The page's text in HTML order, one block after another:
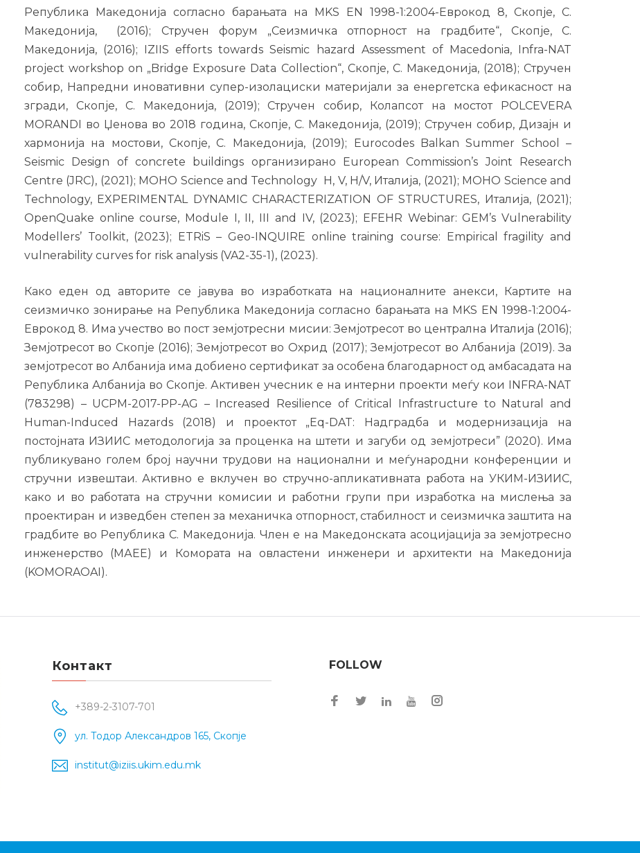
Република Македонија согласно барањата на MKS EN 1998-1:2004-Еврокод 8, Скопје, С.
Македонија, (2016); Стручен форум „Сеизмичка отпорност на градбите“, Скопје, С.
Македонија, (2016); IZIIS efforts towards Seismic hazard Assessment of Macedonia, Infra-NAT
project workshop on „Bridge Exposure Data Collection“, Скопје, С. Македонија, (2018); Стручен
собир, Напредни иновативни супер-изолациски материјали за енергетска ефикасност на
згради, Скопје, С. Македонија, (2019); Стручен собир, Колапсот на мостот POLCEVERA
MORANDI во Џенова во 2018 година, Скопје, С. Македонија, (2019); Стручен собир, Дизајн и
хармонија на мостови, Скопје, С. Македонија, (2019); Eurocodes Balkan Summer School –
Seismic Design of concrete buildings организирано European Commission’s Joint Research
Centre (JRC), (2021); MOHO Science and Technology H, V, H/V, Италија, (2021); MOHO Science and
Technology, EXPERIMENTAL DYNAMIC CHARACTERIZATION OF STRUCTURES, Италија, (2021);
OpenQuake online course, Module I, II, III and IV, (2023); EFEHR Webinar: GEM’s Vulnerability
Modellers’ Toolkit, (2023); ETRiS – Geo-INQUIRE online training course: Empirical fragility and
vulnerability curves for risk analysis (VA2-35-1), (2023).
Како еден од авторите се јавува во изработката на националните анекси, Картите на
сеизмичко зонирање на Република Македонија согласно барањата на MKS EN 1998-1:2004-
Еврокод 8. Има учество во пост земјотресни мисии: Земјотресот во централна Италија (2016);
Земјотресот во Скопје (2016); Земјотресот во Охрид (2017); Земјотресот во Албанија (2019). За
земјотресот во Албанија има добиено сертификат за особена благодарност од амбасадата на
Република Албанија во Скопје. Активен учесник е на интерни проекти меѓу кои INFRA-NAT
(783298) – UCPM-2017-PP-AG – Increased Resilience of Critical Infrastructure to Natural and
Human-Induced Hazards (2018) и проектот „Eq-DAT: Надградба и модернизација на
постојната ИЗИИС методологија за проценка на штети и загуби од земјотреси” (2020). Има
публикувано голем број научни трудови на национални и меѓународни конференции и
стручни извештаи. Активно е вклучен во стручно-апликативната работа на УКИМ-ИЗИИС,
како и во работата на стручни комисии и работни групи при изработка на мислења за
проектиран и изведбен степен за механичка отпорност, стабилност и сеизмичка заштита на
градбите во Република С. Македонија. Член е на Македонската асоцијација за земјотресно
инженерство (МАЕЕ) и Комората на овластени инженери и архитекти на Македонија
(KOMORAOAI).
Контакт
+389-2-3107-701
ул. Тодор Александров 165, Скопје
institut@iziis.ukim.edu.mk
FOLLOW